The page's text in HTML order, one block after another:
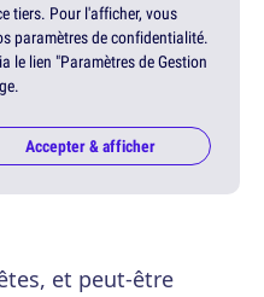
tiers. Pour l'afficher, vous
paramètres de confidentialité.
le lien "Paramètres de Gestion
Accepter & afficher
et peut-être